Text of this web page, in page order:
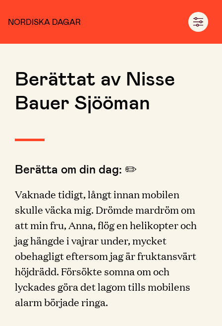
NORDISKA DAGAR
Berättat av Nisse
Bauer Sjööman
Berätta om din dag: ✏️
Vaknade tidigt, långt innan mobilen
skulle väcka mig. Drömde mardröm om
att min fru, Anna, flög en helikopter och
jag hängde i vajrar under, mycket
obehagligt eftersom jag är fruktansvärt
höjdrädd. Försökte somna om och
lyckades göra det lagom tills mobilens
alarm började ringa.